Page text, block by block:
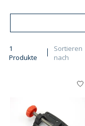
1
Produkte
Sortieren
nach